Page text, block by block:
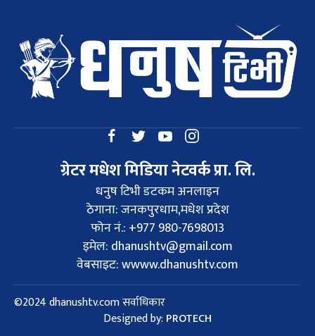
ग्रेटर मधेश मिडिया नेटवर्क प्रा. लि.
धनुष टिभी डटकम अनलाइन
ठेगाना: जनकपुरधाम,मधेश प्रदेश
फोन नं.: +977 980-7698013
इमेल: dhanushtv@gmail.com
वेबसाइट: wwww.dhanushtv.com
©2024 dhanushtv.com सर्वाधिकार
Designed by: PROTECH